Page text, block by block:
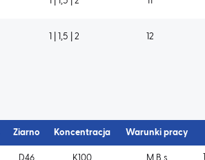
1 | 1,5 | 2 12
Ziarno Koncentracja Warunki pracy